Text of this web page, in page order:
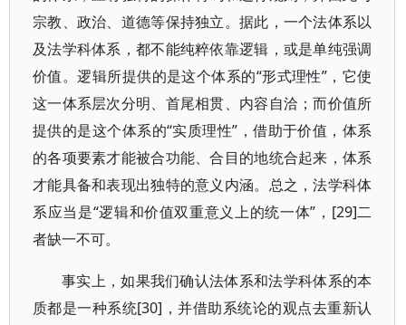
宗教、政治、道德等保持独立。据此，一个法体系以
及法学科体系，都不能纯粹依靠逻辑，或是单纯强调
价值。逻辑所提供的是这个体系的“形式理性”，它使
这一体系层次分明、首尾相贯、内容自洽；而价值所
提供的是这个体系的“实质理性”，借助于价值，体系
的各项要素才能被合功能、合目的地统合起来，体系
才能具备和表现出独特的意义内涵。总之，法学科体
系应当是“逻辑和价值双重意义上的统一体”，[29]二
者缺一不可。
事实上，如果我们确认法体系和法学科体系的本
质都是一种系统[30]，并借助系统论的观点去重新认